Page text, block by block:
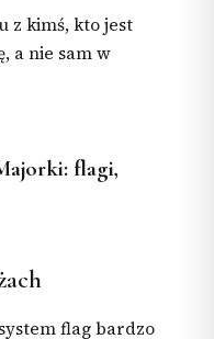
z kimś, kto jest
a nie sam w
flagi,
flag bardzo